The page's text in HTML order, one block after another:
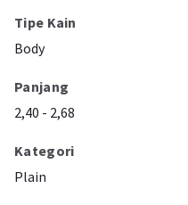
Tipe Kain
Body
Panjang
2,40 - 2,68
Kategori
Plain